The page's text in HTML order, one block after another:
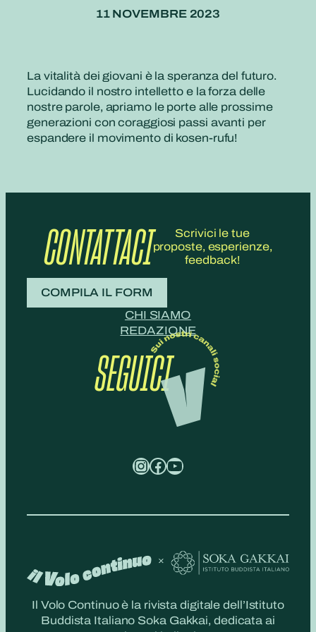
11 NOVEMBRE 2023
La vitalità dei giovani è la speranza del futuro.
Lucidando il nostro intelletto e la forza delle
nostre parole, apriamo le porte alle prossime
generazioni con coraggiosi passi avanti per
espandere il movimento di kosen-rufu!
CONTATTACI
Scrivici le tue
proposte, esperienze,
feedback!
COMPILA IL FORM
CHI SIAMO
REDAZIONE
SEGUICI
InstagramFacebook YouTube
Il Volo Continuo è la rivista digitale dell’Istituto
Buddista Italiano Soka Gakkai, dedicata ai